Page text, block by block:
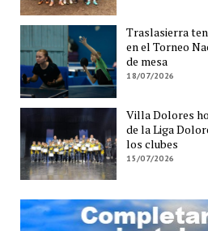
Traslasierra
en el Torneo
de mesa
18/07/2026
Villa Dolores
de la Liga
los clubes
15/07/2026